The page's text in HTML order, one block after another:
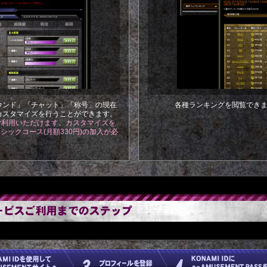
ド」「チャット」「称号」の現在
タマイズを行うことができます。
用いただけます。カスタマイズを
ックコース(月額330円)の加入が必
各種ランキングを閲覧でき